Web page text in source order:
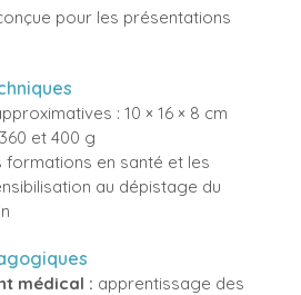
pour les présentations
: 10 × 16 × 8 cm
et 400 g
formations en santé et les
au dépistage du
médical : apprentissage des